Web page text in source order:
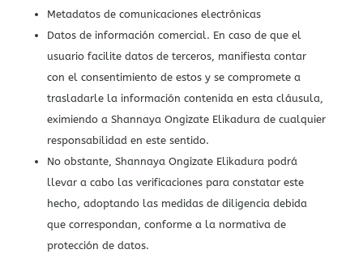
Metadatos de comunicaciones electrónicas
Datos de información comercial. En caso de que el
usuario facilite datos de terceros, manifiesta contar
con el consentimiento de estos y se compromete a
trasladarle la información contenida en esta cláusula,
eximiendo a Shannaya Ongizate Elikadura de cualquier
responsabilidad en este sentido.
No obstante, Shannaya Ongizate Elikadura podrá
llevar a cabo las verificaciones para constatar este
hecho, adoptando las medidas de diligencia debida
que correspondan, conforme a la normativa de
protección de datos.